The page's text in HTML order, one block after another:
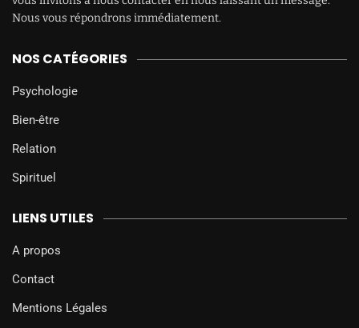
Nous vous répondrons immédiatement.
NOS CATÉGORIES
Psychologie
Bien-être
Relation
Spirituel
LIENS UTILES
A propos
Contact
Mentions Légales